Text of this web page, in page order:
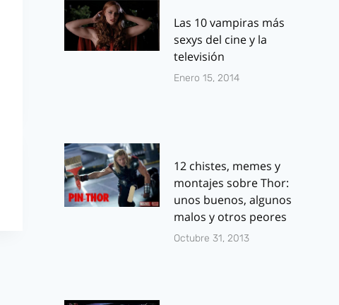
Las 10 vampiras más
sexys del cine y la
televisión
Enero 15, 2014
12 chistes, memes y
montajes sobre Thor:
unos buenos, algunos
malos y otros peores
Octubre 31, 2013